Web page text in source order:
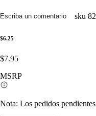
Escriba un comentario sku
$6.25
$7.95
MSRP
Nota: Los pedidos